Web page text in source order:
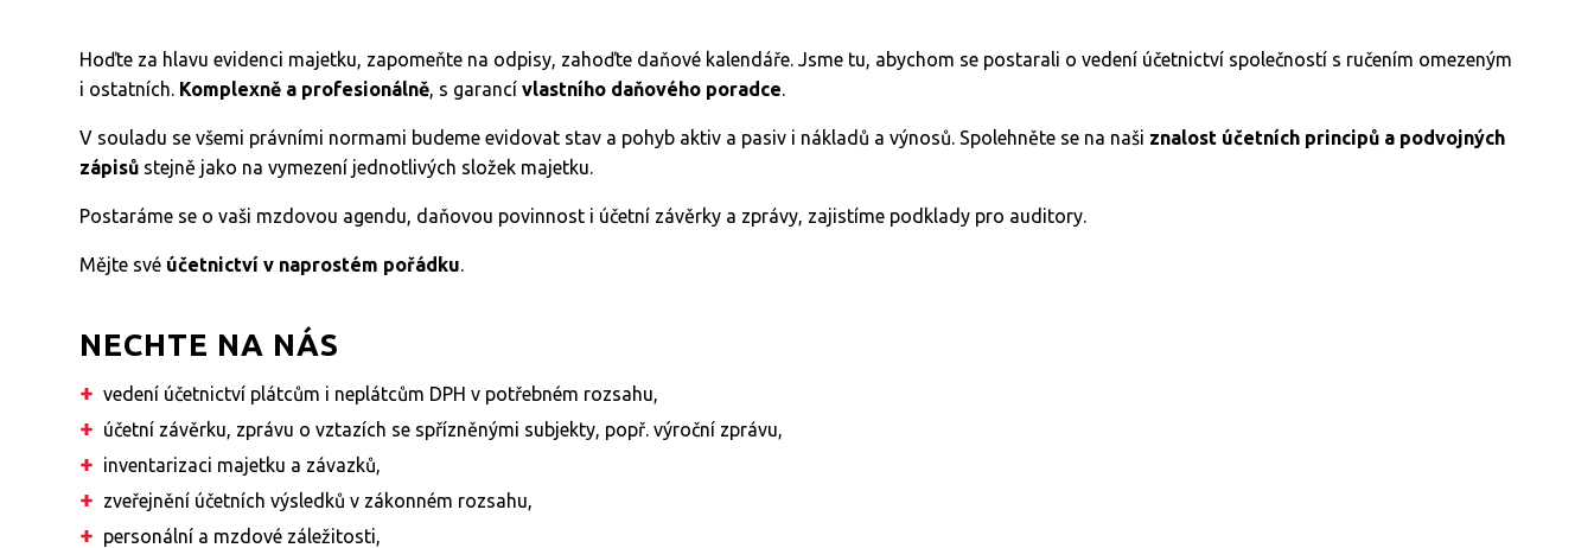
Hoďte za hlavu evidenci majetku, zapomeňte na odpisy, zahoďte daňové kalendáře. Jsme tu, abychom se postarali o vedení účetnictví společností s ručením omezeným
i ostatních. Komplexně a profesionálně, s garancívlastního daňového poradce.
V souladu se všemi právními normami budeme evidovat stav a pohyb aktiv a pasiv i nákladů a výnosů. Spolehněte se na naši znalost účetních principů a podvojných
zápisů stejně jako na vymezení jednotlivých složek majetku.
Postaráme se o vaši mzdovou agendu, daňovou povinnost i účetní závěrky a zprávy, zajistíme podklady pro auditory.
Mějte své účetnictví v naprostém pořádku.
NECHTE NA NÁS
vedení účetnictví plátcům i neplátcům DPH v potřebném rozsahu,
účetní závěrku, zprávu o vztazích se spřízněnými subjekty, popř. výroční zprávu,
inventarizaci majetku a závazků,
zveřejnění účetních výsledků v zákonném rozsahu,
personální a mzdové záležitosti,